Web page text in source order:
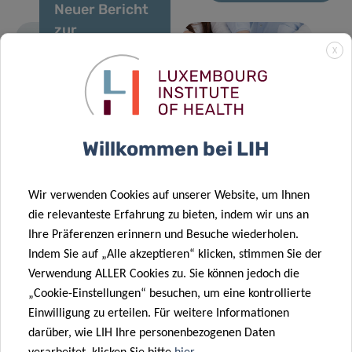
Neuer Bericht
zur
Überwachung
von Zoonosen
aviären
Ursprungs in
02 Feb. 2026
Ergebnisse
des FNR CORE
Überwachung
von
Grippeepidemien
in Luxemburg
im Abwasser
14 Jan. 2026
Übersichtsarbeit
beleuchtet die
immunologische
Abfolge, die
zugrunde liegt
10 Dez. 2025
Luxembourg
University of
Birmingham
starten die
erste groß
angelegte
Studie zur
robotergestützten
X
Willkommen bei LIH
Wir verwenden Cookies auf unserer Website, um Ihnen
die relevanteste Erfahrung zu bieten, indem wir uns an
Ihre Präferenzen erinnern und Besuche wiederholen.
Indem Sie auf „Alle akzeptieren“ klicken, stimmen Sie der
Verwendung ALLER Cookies zu. Sie können jedoch die
„Cookie-Einstellungen“ besuchen, um eine kontrollierte
Einwilligung zu erteilen. Für weitere Informationen
darüber, wie LIH Ihre personenbezogenen Daten